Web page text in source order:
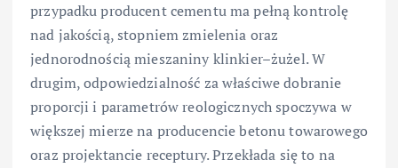
przypadku producent cementu ma pełną kontrolę
nad jakością, stopniem zmielenia oraz
jednorodnością mieszaniny klinkier–żużel. W
drugim, odpowiedzialność za właściwe dobranie
proporcji i parametrów reologicznych spoczywa w
większej mierze na producencie betonu towarowego
oraz projektancie receptury. Przekłada się to na